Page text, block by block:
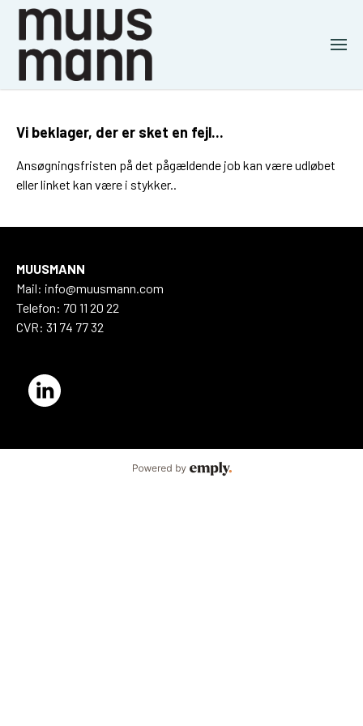
Vi beklager, der er sket en fejl...
Ansøgningsfristen på det pågældende job kan være udløbet
eller linket kan være i stykker..
MUUSMANN
Mail: info@muusmann.com
Telefon: 70 11 20 22
CVR: 31 74 77 32